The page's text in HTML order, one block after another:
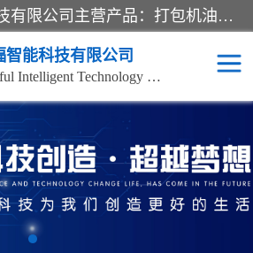
无锡凯乐福智能科技有限公司主营产品：打包机油泵、风冷式油冷却器、液压阀、液压泵、冷却器、过滤器及气动元器件。公司主导生产齿轮泵、齿轮马达、液压阀等产品。共计100多个系列、3000余种规格。覆盖了液压系统的动力元件、控制元件和执行元件，具备较强的成套供货、服务能力。
智能科技有限公司
Wuxi Colourful Intelligent Technology Co., Ltd
机床冷却泵
叶片泵